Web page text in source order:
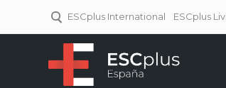
ESCplus International ESCplus